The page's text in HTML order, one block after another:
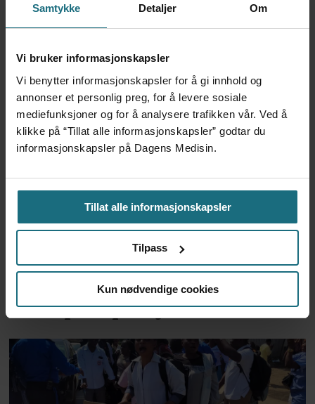
Samtykke Detaljer Om
Vi bruker informasjonskapsler
Vi benytter informasjonskapsler for å gi innhold og
annonser et personlig preg, for å levere sosiale
mediefunksjoner og for å analysere trafikken vår. Ved å
klikke på “Tillat alle informasjonskapsler” godtar du
informasjonskapsler på Dagens Medisin.
Tillat alle informasjonskapsler
Tilpass
Kun nødvendige cookies
forskningsfunn
6 dager siden
Har halvert reinnleggelser
etter pilotprosjekt